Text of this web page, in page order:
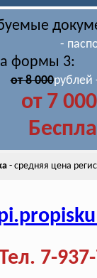
-
формы 3:
от 8 000рублей
от 7 000
- средняя цена
7-